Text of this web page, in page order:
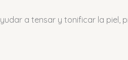
a tensar y tonificar la piel,